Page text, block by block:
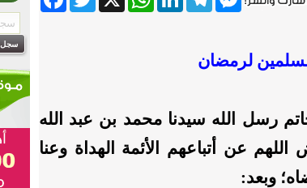
لرمضان
رسل الله سيدنا محمد بن عبد الله
عن أتباعهم الأئمة الهداة وعنا
وبعد: